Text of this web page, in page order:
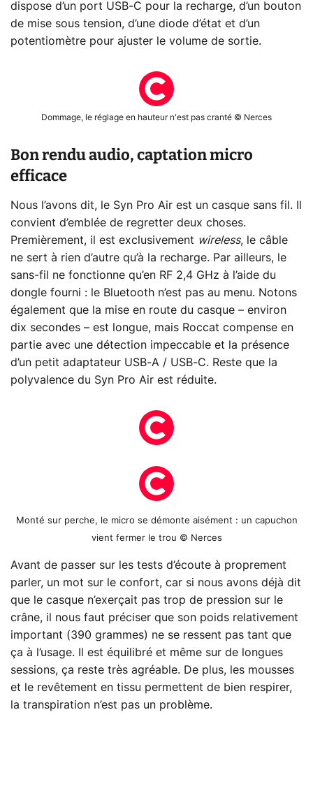
dispose d’un port USB-C pour la recharge, d’un bouton
de mise sous tension, d’une diode d’état et d’un
potentiomètre pour ajuster le volume de sortie.
Dommage, le réglage en hauteur n'est pas cranté © Nerces
Bon rendu audio, captation micro
efficace
Nous l’avons dit, le Syn Pro Air est un casque sans fil. Il
convient d’emblée de regretter deux choses.
Premièrement, il est exclusivement wireless, le câble
ne sert à rien d’autre qu’à la recharge. Par ailleurs, le
sans-fil ne fonctionne qu’en RF 2,4 GHz à l’aide du
dongle fourni : le Bluetooth n’est pas au menu. Notons
également que la mise en route du casque – environ
dix secondes – est longue, mais Roccat compense en
partie avec une détection impeccable et la présence
d’un petit adaptateur USB-A / USB-C. Reste que la
polyvalence du Syn Pro Air est réduite.
Monté sur perche, le micro se démonte aisément : un capuchon
vient fermer le trou © Nerces
Avant de passer sur les tests d’écoute à proprement
parler, un mot sur le confort, car si nous avons déjà dit
que le casque n’exerçait pas trop de pression sur le
crâne, il nous faut préciser que son poids relativement
important (390 grammes) ne se ressent pas tant que
ça à l’usage. Il est équilibré et même sur de longues
sessions, ça reste très agréable. De plus, les mousses
et le revêtement en tissu permettent de bien respirer,
la transpiration n’est pas un problème.